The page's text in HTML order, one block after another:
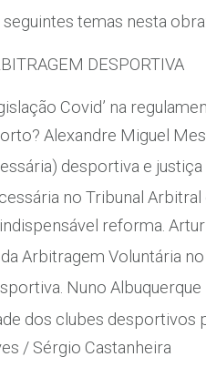
temas nesta obra:
DESPORTIVA
Covid’ na
Alexandre Miguel
desportiva e
no Tribunal
reforma.
Arbitragem Voluntária
Nuno Albuquerque
dos clubes desportivos
/ Sérgio Castanheira